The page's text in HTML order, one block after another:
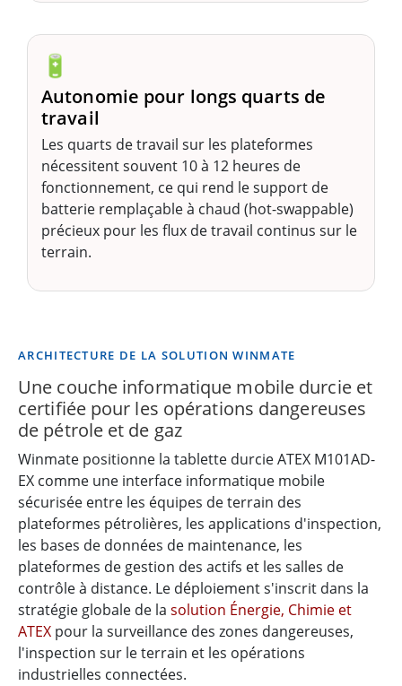
🔋
Autonomie pour longs quarts de
travail
Les quarts de travail sur les plateformes
nécessitent souvent 10 à 12 heures de
fonctionnement, ce qui rend le support de
batterie remplaçable à chaud (hot-swappable)
précieux pour les flux de travail continus sur le
terrain.
ARCHITECTURE DE LA SOLUTION WINMATE
Une couche informatique mobile durcie et
certifiée pour les opérations dangereuses
de pétrole et de gaz
Winmate positionne la tablette durcie ATEX M101AD-
EX comme une interface informatique mobile
sécurisée entre les équipes de terrain des
plateformes pétrolières, les applications d'inspection,
les bases de données de maintenance, les
plateformes de gestion des actifs et les salles de
contrôle à distance. Le déploiement s'inscrit dans la
stratégie globale de la solution Énergie, Chimie et
ATEX pour la surveillance des zones dangereuses,
l'inspection sur le terrain et les opérations
industrielles connectées.